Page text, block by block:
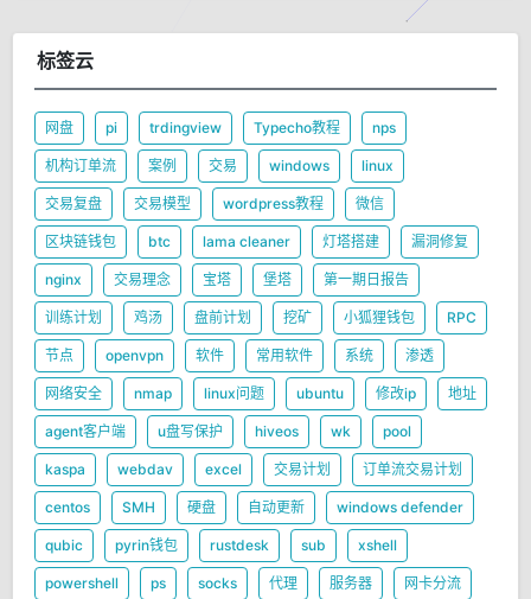
标签云
网盘 pi trdingview Typecho教程 nps
机构订单流 案例 交易 windows linux
交易复盘 交易模型 wordpress教程 微信
区块链钱包 btc lama cleaner 灯塔搭建 漏洞修复
nginx 交易理念 宝塔 堡塔 第一期日报告
训练计划 鸡汤 盘前计划 挖矿 小狐狸钱包 RPC
节点 openvpn 软件 常用软件 系统 渗透
网络安全 nmap linux问题 ubuntu 修改ip 地址
agent客户端 u盘写保护 hiveos wk pool
kaspa webdav excel 交易计划 订单流交易计划
centos SMH 硬盘 自动更新 windows defender
qubic pyrin钱包 rustdesk sub xshell
powershell ps socks 代理 服务器 网卡分流